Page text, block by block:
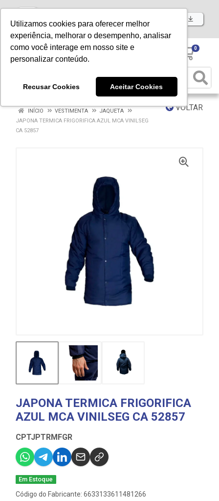
Utilizamos cookies para oferecer melhor
experiência, melhorar o desempenho, analisar
como você interage em nosso site e
personalizar conteúdo.
Recusar Cookies Aceitar Cookies
Baixe já nosso APP
0
VOLTAR
INÍCIO VESTIMENTA
JAQUETA
JAPONA TERMICA FRIGORIFICA AZUL MCA VINILSEG
CA 52857
JAPONA TERMICA FRIGORIFICA
AZUL MCA VINILSEG CA 52857
CPTJPTRMFGR
Em Estoque
Código do Fabricante: 6633133611481266